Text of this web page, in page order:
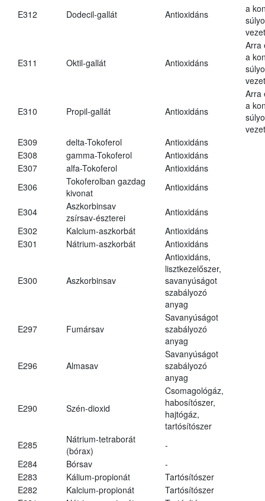
E312 Dodecil-gallát Antioxidáns
a
E311 Oktil-gallát Antioxidáns
Arra
a
E310 Propil-gallát Antioxidáns
Arra
a
E309
delta-Tokoferol
Antioxidáns
E308
gamma-Tokoferol
Antioxidáns
E307
alfa-Tokoferol
Antioxidáns
E306
Tokoferolban gazdag
kivonat
Antioxidáns
E304
Aszkorbinsav
zsírsav-észterei
Antioxidáns
E302
Kalcium-aszkorbát
Antioxidáns
E301
Nátrium-aszkorbát Antioxidáns
E300 Aszkorbinsav
Antioxidáns,
lisztkezelőszer,
savanyúságot
szabályozó
anyag
E297 Fumársav
Savanyúságot
szabályozó
anyag
E296 Almasav
Savanyúságot
szabályozó
anyag
E290 Szén-dioxid
Csomagológáz,
habosítószer,
hajtógáz,
tartósítószer
E285
Nátrium-tetraborát
(bórax)
-
E284
Bórsav
-
E283
Kálium-propionát
Tartósítószer
E282
Kalcium-propionát
Tartósítószer